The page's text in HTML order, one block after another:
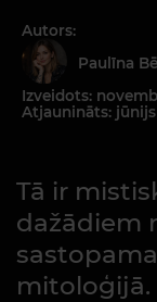
Autors:
Paulīna
Izveidots:
Atjaunināts: jūnijs
Tā ir
dažādiem
mitoloģijā.